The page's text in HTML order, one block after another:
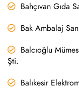
Bahçıvan Gıda
Bak Ambalaj
Balcıoğlu
Şti.
Balıkesir